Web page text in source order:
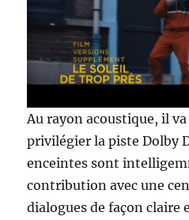
Au rayon acoustique, il
privilégier la piste Dolby
enceintes sont
contribution avec une
dialogues de façon claire